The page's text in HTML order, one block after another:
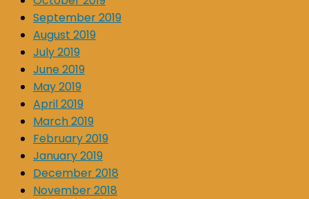
September 2019
August 2019
July 2019
June 2019
May 2019
April 2019
March 2019
February 2019
January 2019
December 2018
November 2018